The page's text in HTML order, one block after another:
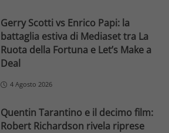
Gerry Scotti vs Enrico Papi: la
battaglia estiva di Mediaset tra La
Ruota della Fortuna e Let’s Make a
Deal
4 Agosto 2026
Quentin Tarantino e il decimo film:
Robert Richardson rivela riprese